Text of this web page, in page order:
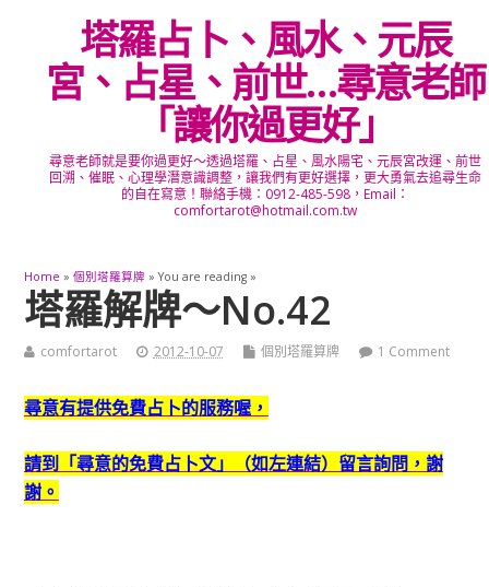
塔羅占卜、風水、元辰
宮、占星、前世…尋意老師
「讓你過更好」
尋意老師就是要你過更好～透過塔羅、占星、風水陽宅、元辰宮改運、前世
回溯、催眠、心理學潛意識調整，讓我們有更好選擇，更大勇氣去追尋生命
的自在寫意！聯絡手機：0912-485-598，Email：
comfortarot@hotmail.com.tw
Home » 個別塔羅算牌 » You are reading »
塔羅解牌～No.42
comfortarot 2012-10-07 個別塔羅算牌 1 Comment
尋意有提供免費占卜的服務喔，
請到「尋意的免費占卜文」（如左連結）留言詢問，謝
謝。